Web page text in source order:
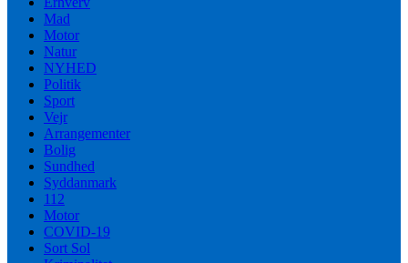
Mad
Motor
Natur
NYHED
Politik
Sport
Vejr
Arrangementer
Bolig
Sundhed
Syddanmark
112
Motor
COVID-19
Sort Sol